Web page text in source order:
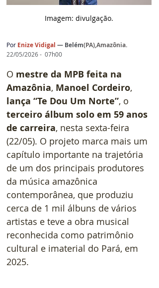
Imagem: divulgação.
Por Enize Vidigal — Belém(PA),Amazônia.
22/05/2026 -  07h00
O mestre da MPB feita na
Amazônia, Manoel Cordeiro,
lança “Te Dou Um Norte”, o
terceiro álbum solo em 59 anos
de carreira, nesta sexta-feira
(22/05). O projeto marca mais um
capítulo importante na trajetória
de um dos principais produtores
da música amazônica
contemporânea, que produziu
cerca de 1 mil álbuns de vários
artistas e teve a obra musical
reconhecida como patrimônio
cultural e imaterial do Pará, em
2025.